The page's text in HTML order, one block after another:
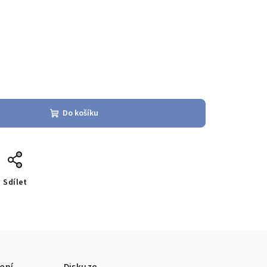
Do košíku
Sdílet